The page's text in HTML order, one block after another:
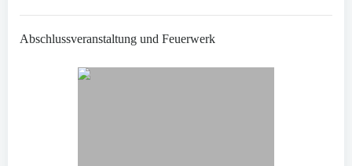
Abschlussveranstaltung und Feuerwerk